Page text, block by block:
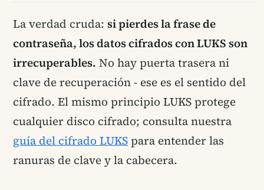
La verdad cruda: si pierdes la frase de
contraseña, los datos cifrados con LUKS son
irrecuperables. No hay puerta trasera ni
clave de recuperación - ese es el sentido del
cifrado. El mismo principio LUKS protege
cualquier disco cifrado; consulta nuestra
guía del cifrado LUKSpara entender las
ranuras de clave y la cabecera.